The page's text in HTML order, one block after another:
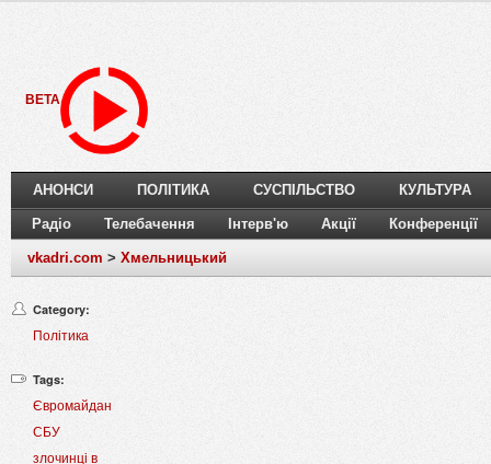
BETA
АНОНСИ ПОЛІТИКА СУСПІЛЬСТВО КУЛЬТУРА
Радіо Телебачення Інтерв'ю Акції Конференції
vkadri.com > Хмельницький
Category:
Політика
Tags:
Євромайдан
СБУ
злочинці в